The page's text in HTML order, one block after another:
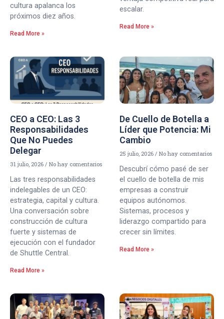
cultura apalanca los
próximos diez años.
Read More »
escalar.
Read More »
CEO a CEO: Las 3
Responsabilidades
Que No Puedes
Delegar
31 julio, 2026 No hay comentarios
Las tres responsabilidades
indelegables de un CEO:
estrategia, capital y cultura.
Una conversación sobre
construcción de cultura
fuerte y sistemas de
ejecución con el fundador
de Shuttle Central.
Read More »
De Cuello de Botella a
Líder que Potencia: Mi
Cambio
25 julio, 2026 No hay comentarios
Descubrí cómo pasé de ser
el cuello de botella de mis
empresas a construir
equipos autónomos.
Sistemas, procesos y
liderazgo compartido para
crecer sin límites.
Read More »